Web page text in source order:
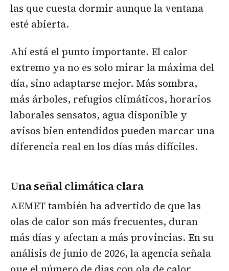
las que cuesta dormir aunque la ventana
esté abierta.
Ahí está el punto importante. El calor
extremo ya no es solo mirar la máxima del
día, sino adaptarse mejor. Más sombra,
más árboles, refugios climáticos, horarios
laborales sensatos, agua disponible y
avisos bien entendidos pueden marcar una
diferencia real en los días más difíciles.
Una señal climática clara
AEMET también ha advertido de que las
olas de calor son más frecuentes, duran
más días y afectan a más provincias. En su
análisis de junio de 2026, la agencia señala